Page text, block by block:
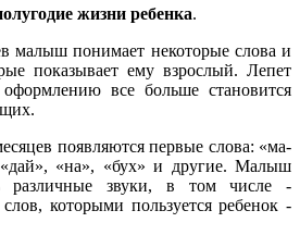
жизни ребенка.
малыш понимает некоторые слова и
показывает ему взрослый. Лепет
все больше становится
появляются первые слова: «ма-
«на», «бух» и другие. Малыш
различные звуки, в том числе -
которыми пользуется ребенок -